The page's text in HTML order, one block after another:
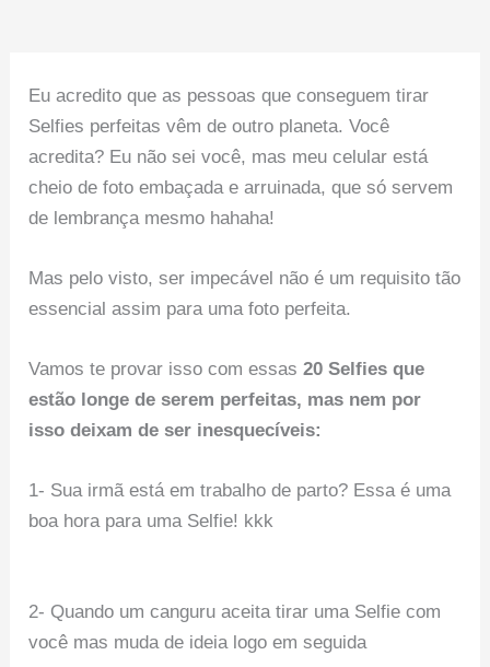
Eu acredito que as pessoas que conseguem tirar
Selfies perfeitas vêm de outro planeta. Você
acredita? Eu não sei você, mas meu celular está
cheio de foto embaçada e arruinada, que só servem
de lembrança mesmo hahaha!
Mas pelo visto, ser impecável não é um requisito tão
essencial assim para uma foto perfeita.
Vamos te provar isso com essas20 Selfies que
estão longe de serem perfeitas, mas nem por
isso deixam de ser inesquecíveis:
1- Sua irmã está em trabalho de parto? Essa é uma
boa hora para uma Selfie! kkk
2- Quando um canguru aceita tirar uma Selfie com
você mas muda de ideia logo em seguida